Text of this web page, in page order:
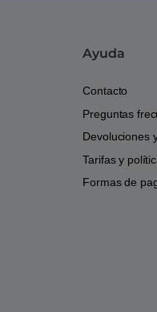
Ayuda
Contacto
Preguntas
Devoluciones
Tarifas y
Formas de